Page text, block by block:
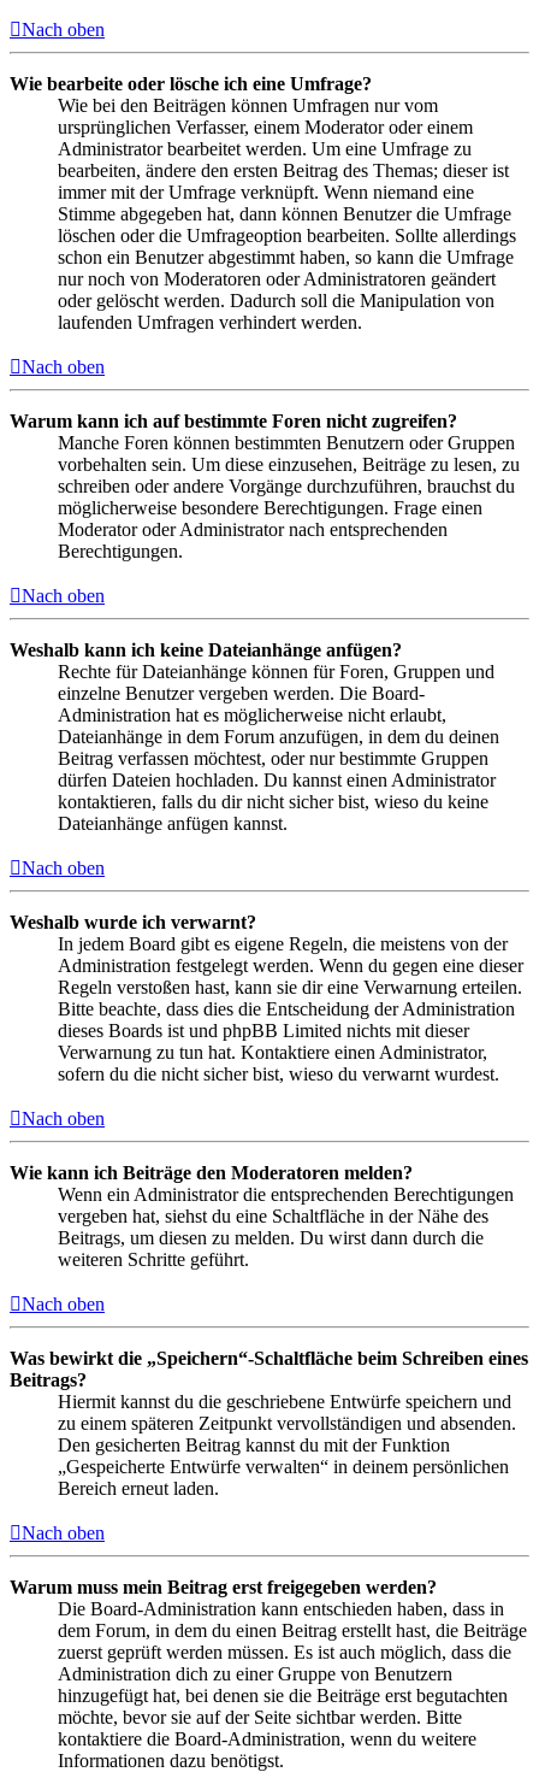
Nach oben
Wie bearbeite oder lösche ich eine Umfrage?
Wie bei den Beiträgen können Umfragen nur vom
ursprünglichen Verfasser, einem Moderator oder einem
Administrator bearbeitet werden. Um eine Umfrage zu
bearbeiten, ändere den ersten Beitrag des Themas; dieser ist
immer mit der Umfrage verknüpft. Wenn niemand eine
Stimme abgegeben hat, dann können Benutzer die Umfrage
löschen oder die Umfrageoption bearbeiten. Sollte allerdings
schon ein Benutzer abgestimmt haben, so kann die Umfrage
nur noch von Moderatoren oder Administratoren geändert
oder gelöscht werden. Dadurch soll die Manipulation von
laufenden Umfragen verhindert werden.
Nach oben
Warum kann ich auf bestimmte Foren nicht zugreifen?
Manche Foren können bestimmten Benutzern oder Gruppen
vorbehalten sein. Um diese einzusehen, Beiträge zu lesen, zu
schreiben oder andere Vorgänge durchzuführen, brauchst du
möglicherweise besondere Berechtigungen. Frage einen
Moderator oder Administrator nach entsprechenden
Berechtigungen.
Nach oben
Weshalb kann ich keine Dateianhänge anfügen?
Rechte für Dateianhänge können für Foren, Gruppen und
einzelne Benutzer vergeben werden. Die Board-
Administration hat es möglicherweise nicht erlaubt,
Dateianhänge in dem Forum anzufügen, in dem du deinen
Beitrag verfassen möchtest, oder nur bestimmte Gruppen
dürfen Dateien hochladen. Du kannst einen Administrator
kontaktieren, falls du dir nicht sicher bist, wieso du keine
Dateianhänge anfügen kannst.
Nach oben
Weshalb wurde ich verwarnt?
In jedem Board gibt es eigene Regeln, die meistens von der
Administration festgelegt werden. Wenn du gegen eine dieser
Regeln verstoßen hast, kann sie dir eine Verwarnung erteilen.
Bitte beachte, dass dies die Entscheidung der Administration
dieses Boards ist und phpBB Limited nichts mit dieser
Verwarnung zu tun hat. Kontaktiere einen Administrator,
sofern du die nicht sicher bist, wieso du verwarnt wurdest.
Nach oben
Wie kann ich Beiträge den Moderatoren melden?
Wenn ein Administrator die entsprechenden Berechtigungen
vergeben hat, siehst du eine Schaltfläche in der Nähe des
Beitrags, um diesen zu melden. Du wirst dann durch die
weiteren Schritte geführt.
Nach oben
Was bewirkt die „Speichern“-Schaltfläche beim Schreiben eines
Beitrags?
Hiermit kannst du die geschriebene Entwürfe speichern und
zu einem späteren Zeitpunkt vervollständigen und absenden.
Den gesicherten Beitrag kannst du mit der Funktion
„Gespeicherte Entwürfe verwalten“ in deinem persönlichen
Bereich erneut laden.
Nach oben
Warum muss mein Beitrag erst freigegeben werden?
Die Board-Administration kann entschieden haben, dass in
dem Forum, in dem du einen Beitrag erstellt hast, die Beiträge
zuerst geprüft werden müssen. Es ist auch möglich, dass die
Administration dich zu einer Gruppe von Benutzern
hinzugefügt hat, bei denen sie die Beiträge erst begutachten
möchte, bevor sie auf der Seite sichtbar werden. Bitte
kontaktiere die Board-Administration, wenn du weitere
Informationen dazu benötigst.